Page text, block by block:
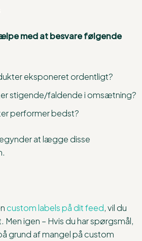
med at besvare følgende
eksponeret ordentligt?
stigende/faldende i omsætning?
performer bedst?
at lægge disse
custom labels på dit feed, vil du
igen – Hvis du har spørgsmål,
grund af mangel på custom